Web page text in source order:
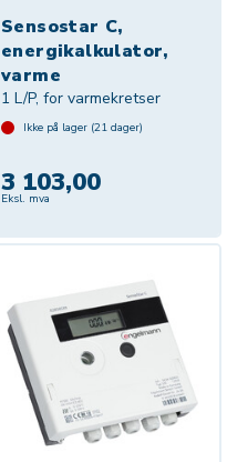
Sensostar C,
energikalkulator,
varme
1 L/P, for varmekretser
Ikke på lager (21 dager)
3 103,00
Eksl. mva